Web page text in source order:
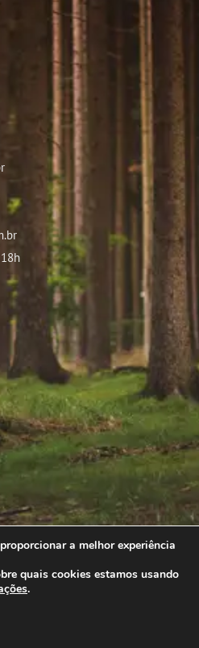
a melhor experiência
quais cookies estamos usando
.